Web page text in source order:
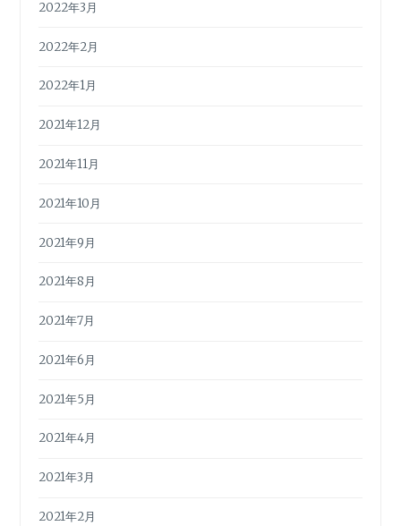
2022年3月
2022年2月
2022年1月
2021年12月
2021年11月
2021年10月
2021年9月
2021年8月
2021年7月
2021年6月
2021年5月
2021年4月
2021年3月
2021年2月